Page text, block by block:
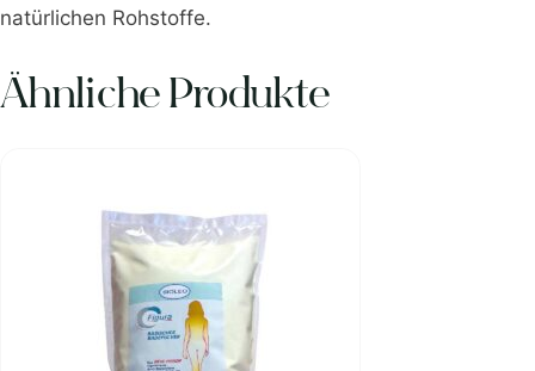
natürlichen Rohstoffe.
Ähnliche Produkte